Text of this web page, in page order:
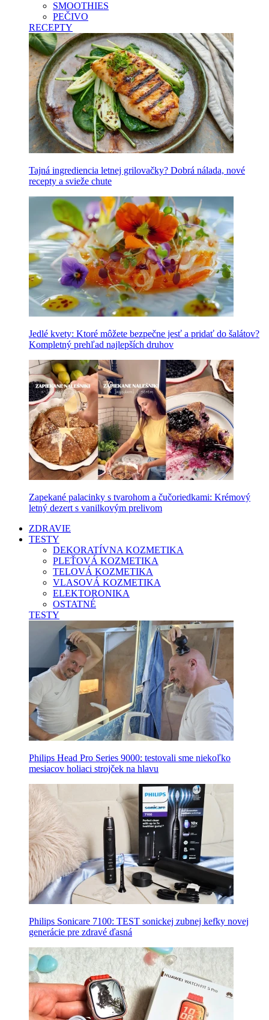
SMOOTHIES
PEČIVO
RECEPTY
Tajná ingrediencia letnej grilovačky? Dobrá nálada, nové
recepty a svieže chute
Jedlé kvety: Ktoré môžete bezpečne jesť a pridať do šalátov?
Kompletný prehľad najlepších druhov
Zapekané palacinky s tvarohom a čučoriedkami: Krémový
letný dezert s vanilkovým prelivom
ZDRAVIE
TESTY
DEKORATÍVNA KOZMETIKA
PLEŤOVÁ KOZMETIKA
TELOVÁ KOZMETIKA
VLASOVÁ KOZMETIKA
ELEKTORONIKA
OSTATNÉ
TESTY
Philips Head Pro Series 9000: testovali sme niekoľko
mesiacov holiaci strojček na hlavu
Philips Sonicare 7100: TEST sonickej zubnej kefky novej
generácie pre zdravé ďasná